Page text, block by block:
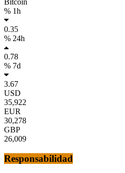
Bitcoin
% 1h
0.35
% 24h
0.78
% 7d
3.67
USD
35,922
EUR
30,278
GBP
26,009
Responsabilidad